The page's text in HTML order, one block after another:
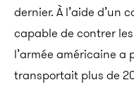
dernier. À l’aide d’un
capable de contrer
l’armée américaine
transportait plus de